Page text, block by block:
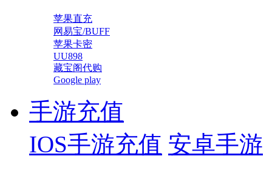
苹果直充
网易宝/BUFF
苹果卡密
UU898
藏宝阁代购
Google play
手游充值
IOS手游充值 安卓手游